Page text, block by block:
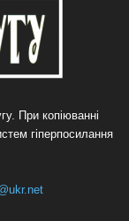
При копіюванні
гіперпосилання